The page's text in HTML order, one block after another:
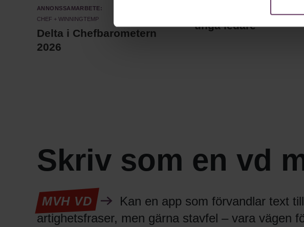
Annonssamarbete:
Chef + Winningtemp
Delta i Chefbarometern
2026
Chefakademin Talks
unga ledare
Skriv som en vd
MVH VD
Kan en app som förvandlar text
artighetsfraser, men gärna stavfel – vara vägen